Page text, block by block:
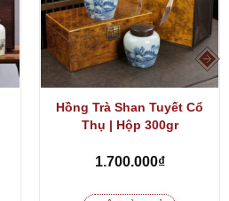
Hồng Trà Shan Tuyết Cổ
Thụ | Hộp 300gr
1.700.000₫